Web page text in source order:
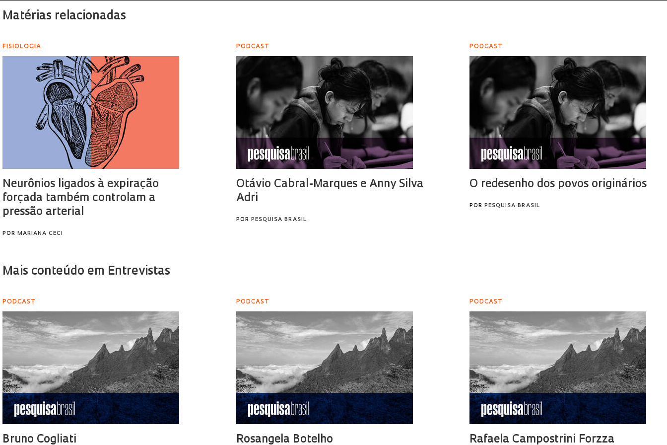
Matérias relacionadas
FISIOLOGIA
Neurônios ligados à expiração
forçada também controlam a
pressão arterial
POR MARIANA CECI
PODCAST
Otávio Cabral-Marques e Anny Silva
Adri
POR PESQUISA BRASIL
PODCAST
O redesenho dos povos originários
POR PESQUISA BRASIL
Mais conteúdo em Entrevistas
PODCAST
Bruno Cogliati
PODCAST
Rosangela Botelho
PODCAST
Rafaela Campostrini Forzza